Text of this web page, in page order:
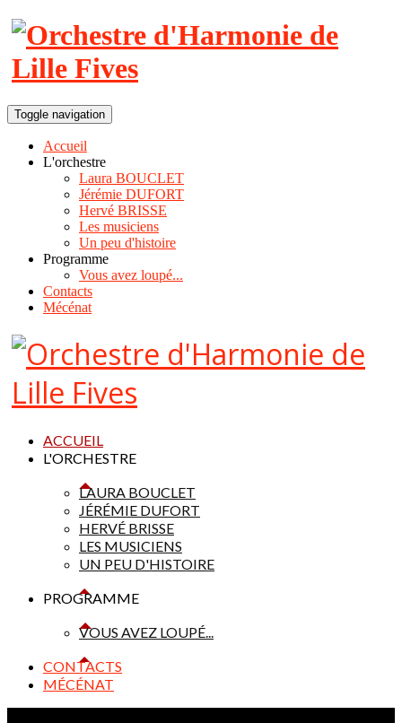
Toggle navigation
Accueil
L'orchestre
Laura BOUCLET
Jérémie DUFORT
Hervé BRISSE
Les musiciens
Un peu d'histoire
Programme
Vous avez loupé...
Contacts
Mécénat
ACCUEIL
L'ORCHESTRE
LAURA BOUCLET
JÉRÉMIE DUFORT
HERVÉ BRISSE
LES MUSICIENS
UN PEU D'HISTOIRE
PROGRAMME
VOUS AVEZ LOUPÉ...
CONTACTS
MÉCÉNAT